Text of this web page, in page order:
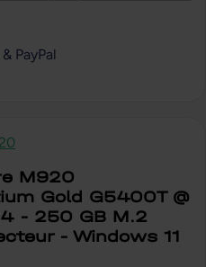
PayPal
M920
Gold G5400T @
- 250 GB M.2
- Windows 11